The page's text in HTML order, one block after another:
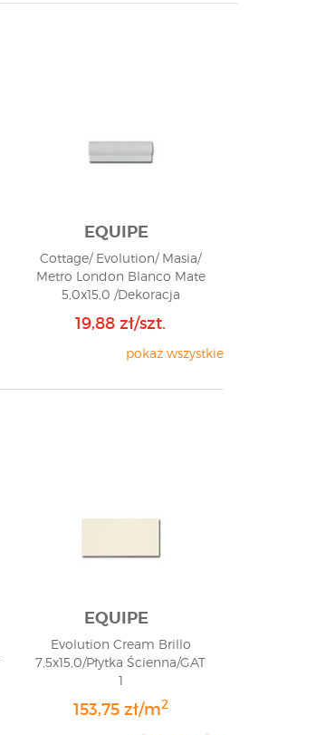
EQUIPE
Cottage/ Evolution/ Masia/
Metro London Blanco Mate
5,0x15,0 /Dekoracja
Listewka/ GAT 1
19,88 zł/szt.
pokaż wszystkie
EQUIPE
Evolution Cream Brillo
7,5x15,0/Płytka Ścienna/GAT
1
153,75 zł/m2